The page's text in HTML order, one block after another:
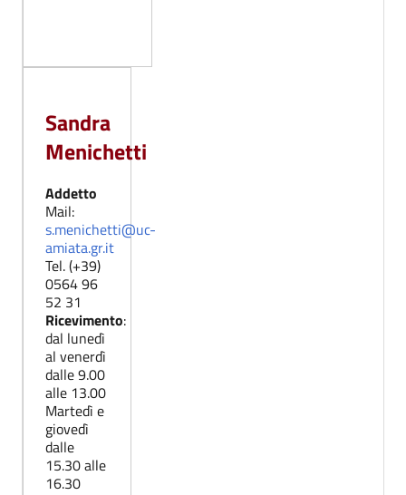
Sandra
Menichetti
Addetto
Mail:
s.menichetti@uc-
amiata.gr.it
Tel. (+39)
0564 96
52 31
Ricevimento:
dal lunedì
al venerdì
dalle 9.00
alle 13.00
Martedì e
giovedì
dalle
15.30 alle
16.30